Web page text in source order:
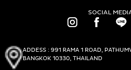
SOCIAL
ADDESS : 991 RAMA 1 ROAD,
BANGKOK 10330, THAILAND